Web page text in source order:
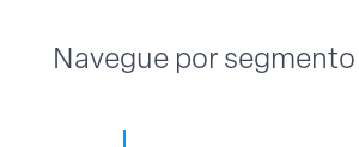
Navegue por segmento